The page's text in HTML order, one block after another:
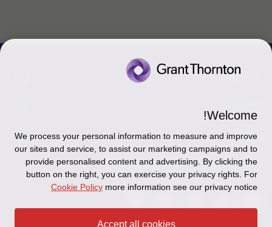
צור קשר
כניסה לעובדים - דוא"ל
כניסה לעובדים - דוחות עבודה
אודותינו
זיכרון והנצחה
תקנון
מדיניות הפרטיות
Disclaimer
Ethics Hotline
עקבו אחרינו ברשתות החברתיות
Welcome!
We process your personal information to measure and improve
our sites and service, to assist our marketing campaigns and to
provide personalised content and advertising. By clicking the
button on the right, you can exercise your privacy rights. For
more information see our privacy notice
Cookie Policy
Accept all cookies